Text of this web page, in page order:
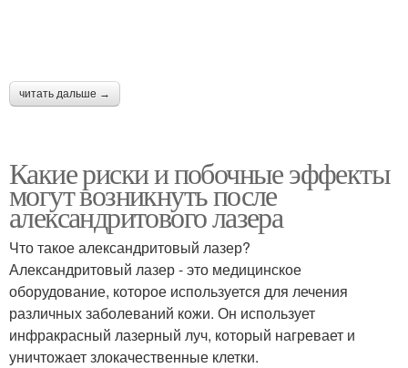
читать дальше →
Какие риски и побочные эффекты
могут возникнуть после
александритового лазера
Что такое александритовый лазер?
Александритовый лазер - это медицинское
оборудование, которое используется для лечения
различных заболеваний кожи. Он использует
инфракрасный лазерный луч, который нагревает и
уничтожает злокачественные клетки.